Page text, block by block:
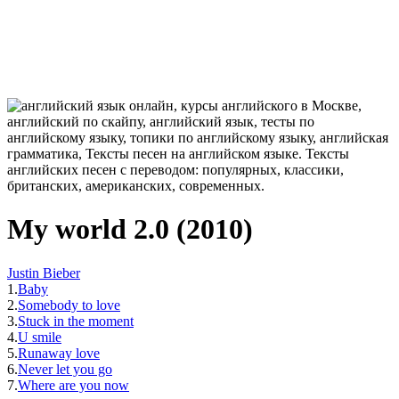
My world 2.0 (2010)
Justin Bieber
1.Baby
2.Somebody to love
3.Stuck in the moment
4.U smile
5.Runaway love
6.Never let you go
7.Where are you now